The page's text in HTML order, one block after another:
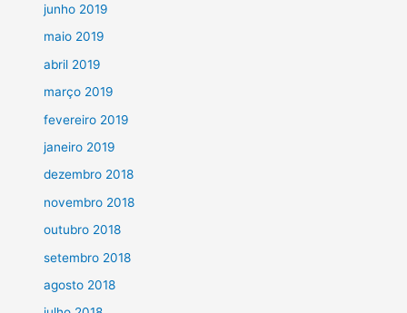
junho 2019
maio 2019
abril 2019
março 2019
fevereiro 2019
janeiro 2019
dezembro 2018
novembro 2018
outubro 2018
setembro 2018
agosto 2018